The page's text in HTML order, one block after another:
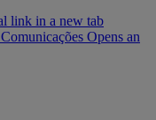
link in a new tab
Opens an